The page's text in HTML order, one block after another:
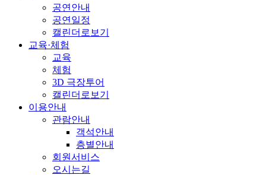
공연안내
공연일정
캘린더로보기
교육·체험
교육
체험
3D 극장투어
캘린더로보기
이용안내
관람안내
객석안내
층별안내
회원서비스
오시는길